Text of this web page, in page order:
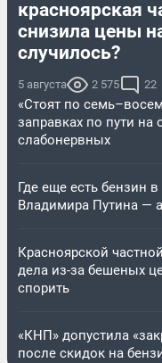
красноярская
снизила цены
случилось?
5 августа 2 575 22
«Стоят по
заправках по пути
слабонервных
Где еще есть бензин
Владимира Путина —
Красноярской
дела из-за бешеных
спорить
«КНП» допустила
после скидок на